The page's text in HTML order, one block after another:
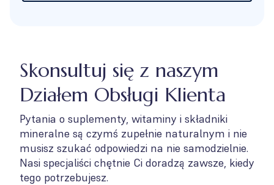
Skonsultuj się z naszym
Działem Obsługi Klienta
Pytania o suplementy, witaminy i składniki
mineralne są czymś zupełnie naturalnym i nie
musisz szukać odpowiedzi na nie samodzielnie.
Nasi specjaliści chętnie Ci doradzą zawsze, kiedy
tego potrzebujesz.